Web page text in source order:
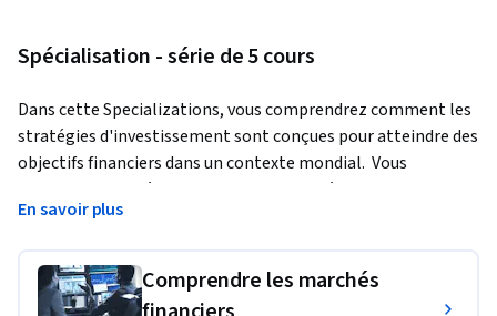
Spécialisation - série de 5 cours
Dans cette Specializations, vous comprendrez comment les
stratégies d'investissement sont conçues pour atteindre des
objectifs financiers dans un contexte mondial.  Vous
apprendrez la théorie qui sous-tend les décisions
d'investissement solides, ainsi que les compétences
discutez de propositions d'investissement avec votre
conseiller, lorsque vous gérez vos actifs personnels ou le
En savoir plus
Comprendre les marchés